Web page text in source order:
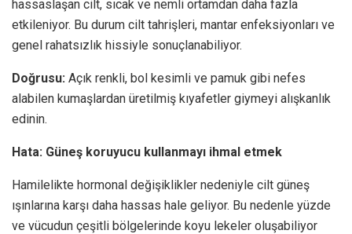
hassaslaşan cilt, sıcak ve nemli ortamdan daha fazla
etkileniyor. Bu durum cilt tahrişleri, mantar enfeksiyonları ve
genel rahatsızlık hissiyle sonuçlanabiliyor.
Doğrusu: Açık renkli, bol kesimli ve pamuk gibi nefes
alabilen kumaşlardan üretilmiş kıyafetler giymeyi alışkanlık
edinin.
Hata: Güneş koruyucu kullanmayı ihmal etmek
Hamilelikte hormonal değişiklikler nedeniyle cilt güneş
ışınlarına karşı daha hassas hale geliyor. Bu nedenle yüzde
ve vücudun çeşitli bölgelerinde koyu lekeler oluşabiliyor